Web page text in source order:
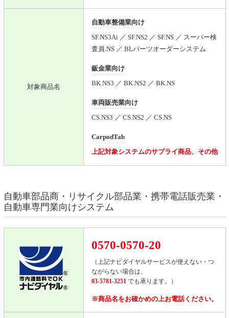
対象商品名
自動車整備業向け
SF.NS3Ai ／ SF.NS2 ／ SF.NS ／ スーパー検
査員.NS ／ BLパーツオーダーシステム
鈑金業向け
BK.NS3 ／ BK.NS2 ／ BK.NS
車両販売業向け
CS.NS3 ／ CS.NS2 ／ CS.NS
CarpodTab
上記対象システムのサプライ商品、その他
自動車部品商・リサイクル部品業・携帯電話販売業・
自動車専門業向けシステム
0570-0570-20
（上記ナビダイヤルサービスが使えない・つ
ながらない場合は、
03-5781-3251でも承ります。）
※商品名をお確かめの上お電話ください。